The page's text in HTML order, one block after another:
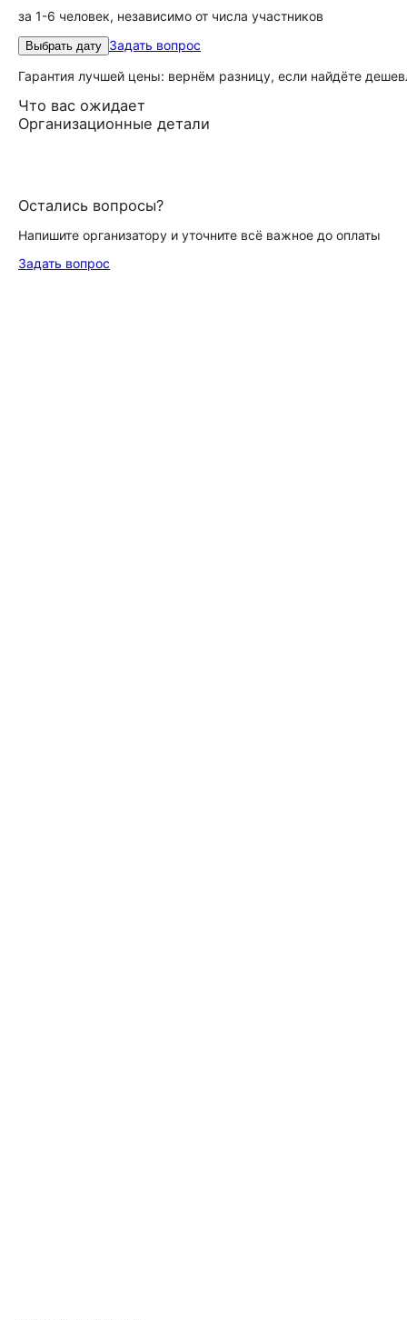
за 1-6 человек, независимо от числа участников
Выбрать дату Задать вопрос
Гарантия лучшей цены: вернём разницу, если найдёте
Что вас ожидает
Организационные детали
Остались вопросы?
Напишите организатору и уточните всё важное до оплаты
Задать вопрос